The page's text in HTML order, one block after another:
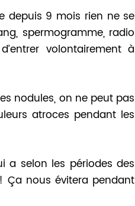
depuis 9 mois rien ne se
spermogramme, radio
volontairement à
nodules, on ne peut pas
atroces pendant les
a selon les périodes des
Ça nous évitera pendant